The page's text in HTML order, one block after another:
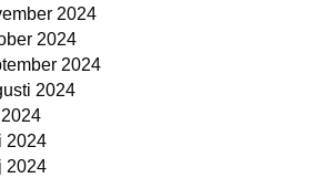
2024
2024
2024
2024
2024
2024